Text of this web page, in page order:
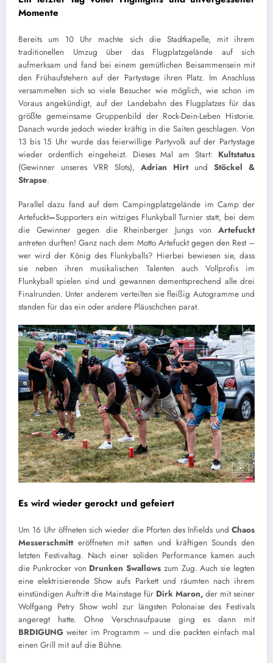
Momente
Bereits um 10 Uhr machte sich die Stadtkapelle, mit ihrem
traditionellen Umzug über das Flugplatzgelände auf sich
aufmerksam und fand bei einem gemütlichen Beisammensein mit
den Frühaufstehern auf der Partystage ihren Platz. Im Anschluss
versammelten sich so viele Besucher wie möglich, wie schon im
Voraus angekündigt, auf der Landebahn des Flugplatzes für das
größte gemeinsame Gruppenbild der Rock-Dein-Leben Historie.
Danach wurde jedoch wieder kräftig in die Saiten geschlagen. Von
13 bis 15 Uhr wurde das feierwillige Partyvolk auf der Partystage
wieder ordentlich eingeheizt. Dieses Mal am Start: Kultstatus
(Gewinner unseres VRR Slots), Adrian Hirtund Stöckel &
Strapse.
Parallel dazu fand auf dem Campingplatzgelände im Camp der
Artefuckt–Supporters ein witziges Flunkyball Turnier statt, bei dem
die Gewinner gegen die Rheinberger Jungs von Artefuckt
antreten durften! Ganz nach dem Motto Artefuckt gegen den Rest –
wer wird der König des Flunkyballs? Hierbei bewiesen sie, dass
sie neben ihren musikalischen Talenten auch Vollprofis im
Flunkyball spielen sind und gewannen dementsprechend alle drei
Finalrunden. Unter anderem verteilten sie fleißig Autogramme und
standen für das ein oder andere Pläuschchen parat.
Es wird wieder gerockt und gefeiert
Um 16 Uhr öffneten sich wieder die Pforten des Infields und Chaos
Messerschmitteröffneten mit satten und kräftigen Sounds den
letzten Festivaltag. Nach einer soliden Performance kamen auch
die Punkrocker von Drunken Swallows zum Zug. Auch sie legten
eine elektrisierende Show aufs Parkett und räumten nach ihrem
einstündigen Auftritt die Mainstage für Dirk Maron, der mit seiner
Wolfgang Petry Show wohl zur längsten Polonaise des Festivals
angeregt hatte. Ohne Verschnaufpause ging es dann mit
BRDIGUNG weiter im Programm – und die packten einfach mal
einen Grill mit auf die Bühne.